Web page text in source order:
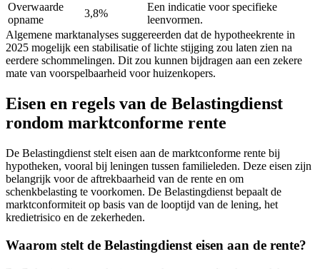
Overwaarde
opname
3,8%
Een indicatie voor specifieke
leenvormen.
Algemene marktanalyses suggereerden dat de hypotheekrente in
2025 mogelijk een stabilisatie of lichte stijging zou laten zien na
eerdere schommelingen. Dit zou kunnen bijdragen aan een zekere
mate van voorspelbaarheid voor huizenkopers.
Eisen en regels van de Belastingdienst
rondom marktconforme rente
De Belastingdienst stelt eisen aan de marktconforme rente bij
hypotheken, vooral bij leningen tussen familieleden. Deze eisen zijn
belangrijk voor de aftrekbaarheid van de rente en om
schenkbelasting te voorkomen. De Belastingdienst bepaalt de
marktconformiteit op basis van de looptijd van de lening, het
kredietrisico en de zekerheden.
Waarom stelt de Belastingdienst eisen aan de rente?